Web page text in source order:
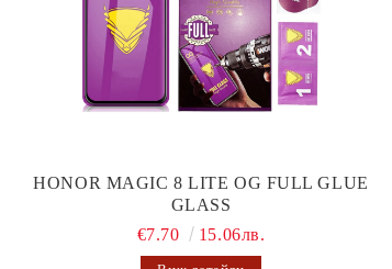
HONOR MAGIC 8 LITE OG FULL GLUE
GLASS
€7.70
15.06лв.